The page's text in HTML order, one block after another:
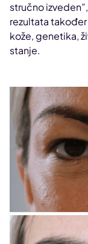
stručno
rezultata
kože, genetika,
stanje.